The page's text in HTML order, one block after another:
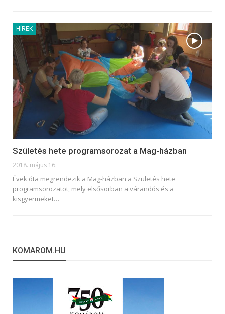
HÍREK
Születés hete programsorozat a Mag-házban
2018. május 16.
Évek óta megrendezik a Mag-házban a Születés hete
programsorozatot, mely elsősorban a várandós és a
kisgyermeket…
KOMAROM.HU